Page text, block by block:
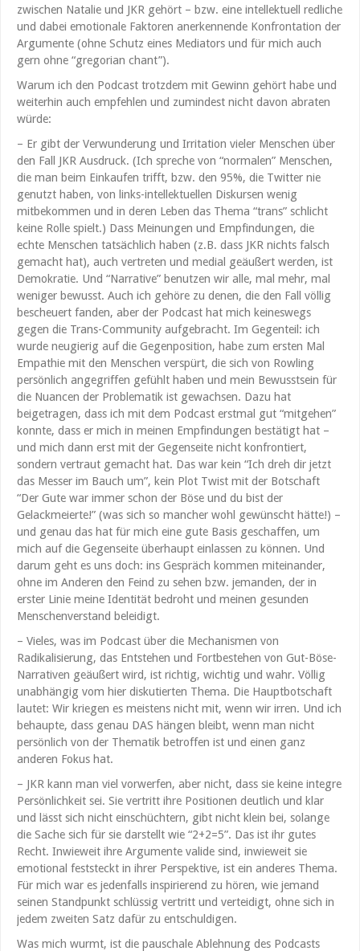
zwischen Natalie und JKR gehört – bzw. eine intellektuell redliche
und dabei emotionale Faktoren anerkennende Konfrontation der
Argumente (ohne Schutz eines Mediators und für mich auch
gern ohne “gregorian chant”).
Warum ich den Podcast trotzdem mit Gewinn gehört habe und
weiterhin auch empfehlen und zumindest nicht davon abraten
würde:
– Er gibt der Verwunderung und Irritation vieler Menschen über
den Fall JKR Ausdruck. (Ich spreche von “normalen” Menschen,
die man beim Einkaufen trifft, bzw. den 95%, die Twitter nie
genutzt haben, von links-intellektuellen Diskursen wenig
mitbekommen und in deren Leben das Thema “trans” schlicht
keine Rolle spielt.) Dass Meinungen und Empfindungen, die
echte Menschen tatsächlich haben (z.B. dass JKR nichts falsch
gemacht hat), auch vertreten und medial geäußert werden, ist
Demokratie. Und “Narrative” benutzen wir alle, mal mehr, mal
weniger bewusst. Auch ich gehöre zu denen, die den Fall völlig
bescheuert fanden, aber der Podcast hat mich keineswegs
gegen die Trans-Community aufgebracht. Im Gegenteil: ich
wurde neugierig auf die Gegenposition, habe zum ersten Mal
Empathie mit den Menschen verspürt, die sich von Rowling
persönlich angegriffen gefühlt haben und mein Bewusstsein für
die Nuancen der Problematik ist gewachsen. Dazu hat
beigetragen, dass ich mit dem Podcast erstmal gut “mitgehen”
konnte, dass er mich in meinen Empfindungen bestätigt hat –
und mich dann erst mit der Gegenseite nicht konfrontiert,
sondern vertraut gemacht hat. Das war kein “Ich dreh dir jetzt
das Messer im Bauch um”, kein Plot Twist mit der Botschaft
“Der Gute war immer schon der Böse und du bist der
Gelackmeierte!” (was sich so mancher wohl gewünscht hätte!) –
und genau das hat für mich eine gute Basis geschaffen, um
mich auf die Gegenseite überhaupt einlassen zu können. Und
darum geht es uns doch: ins Gespräch kommen miteinander,
ohne im Anderen den Feind zu sehen bzw. jemanden, der in
erster Linie meine Identität bedroht und meinen gesunden
Menschenverstand beleidigt.
– Vieles, was im Podcast über die Mechanismen von
Radikalisierung, das Entstehen und Fortbestehen von Gut-Böse-
Narrativen geäußert wird, ist richtig, wichtig und wahr. Völlig
unabhängig vom hier diskutierten Thema. Die Hauptbotschaft
lautet: Wir kriegen es meistens nicht mit, wenn wir irren. Und ich
behaupte, dass genau DAS hängen bleibt, wenn man nicht
persönlich von der Thematik betroffen ist und einen ganz
anderen Fokus hat.
– JKR kann man viel vorwerfen, aber nicht, dass sie keine integre
Persönlichkeit sei. Sie vertritt ihre Positionen deutlich und klar
und lässt sich nicht einschüchtern, gibt nicht klein bei, solange
die Sache sich für sie darstellt wie “2+2=5”. Das ist ihr gutes
Recht. Inwieweit ihre Argumente valide sind, inwieweit sie
emotional feststeckt in ihrer Perspektive, ist ein anderes Thema.
Für mich war es jedenfalls inspirierend zu hören, wie jemand
seinen Standpunkt schlüssig vertritt und verteidigt, ohne sich in
jedem zweiten Satz dafür zu entschuldigen.
Was mich wurmt, ist die pauschale Ablehnung des Podcasts